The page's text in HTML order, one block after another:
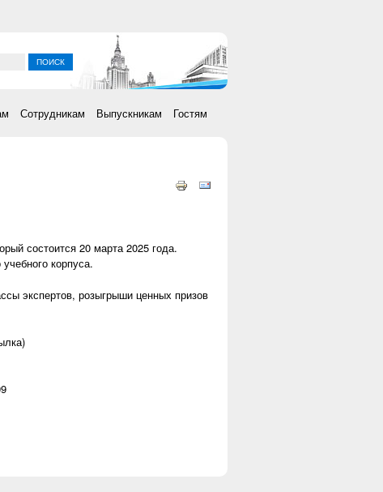
Сотрудникам Выпускникам Гостям
состоится 20 марта 2025 года.
корпуса.
экспертов, розыгрыши ценных призов